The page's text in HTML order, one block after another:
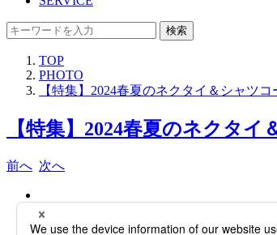
検索
TOP
PHOTO
【特集】2024春夏のネクタイ＆シャツ
【特集】2024春夏のネクタ
前へ 次へ